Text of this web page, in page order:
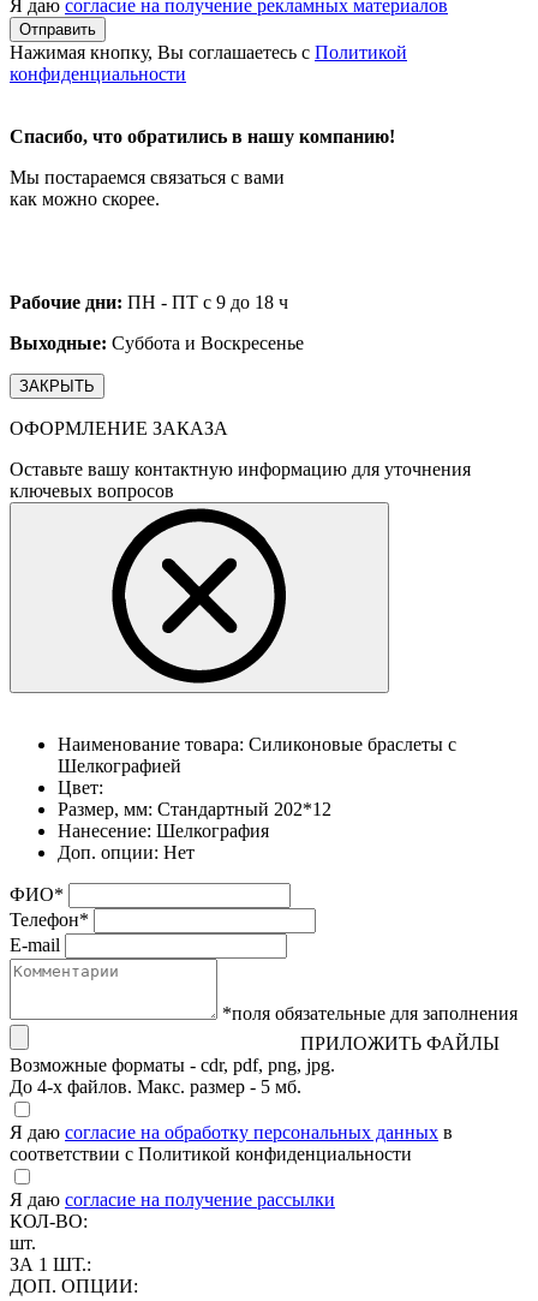
Я даю согласие на получение рекламных материалов
Нажимая кнопку, Вы соглашаетесь с Политикой
конфиденциальности
Спасибо, что обратились в нашу компанию!
Мы постараемся связаться с вами
как можно скорее.
Рабочие дни: ПН - ПТ с 9 до 18 ч
Выходные: Суббота и Воскресенье
ЗАКРЫТЬ
ОФОРМЛЕНИЕ ЗАКАЗА
Оставьте вашу контактную информацию для уточнения
ключевых вопросов
Наименование товара: Силиконовые браслеты с
Шелкографией
Цвет:
Размер, мм: Стандартный 202*12
Нанесение: Шелкография
Доп. опции: Нет
ФИО*
Телефон*
E-mail
*поля обязательные для заполнения
ПРИЛОЖИТЬ ФАЙЛЫ
Возможные форматы - cdr, pdf, png, jpg.
До 4-х файлов. Макс. размер - 5 мб.
Я даю согласие на обработку персональных данных в
соответствии с Политикой конфиденциальности
Я даю согласие на получение рассылки
КОЛ-ВО:
шт.
ЗА 1 ШТ.:
ДОП. ОПЦИИ: